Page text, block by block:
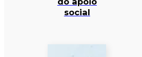
social